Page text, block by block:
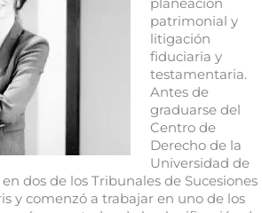
planeación
patrimonial y
litigación
fiduciaria y
testamentaria.
Antes de
graduarse del
Centro de
Derecho de la
Universidad de
dos de los Tribunales de Sucesiones
y comenzó a trabajar en uno de los